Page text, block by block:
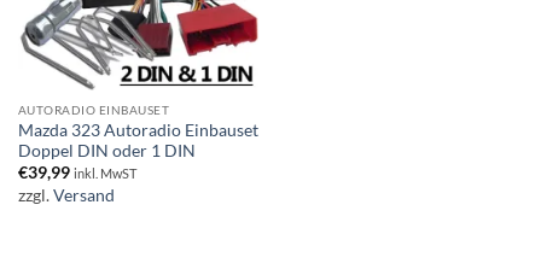
AUTORADIO EINBAUSET
Mazda 323 Autoradio Einbauset
Doppel DIN oder 1 DIN
€39,99 inkl. MwST
zzgl.Versand